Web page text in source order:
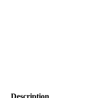
Description